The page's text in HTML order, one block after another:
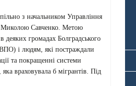
з начальником Управління
Миколою Савченко. Метою
громадах Болградського
і людям, які постраждали
та покращенні системи
враховувала б мігрантів. Під